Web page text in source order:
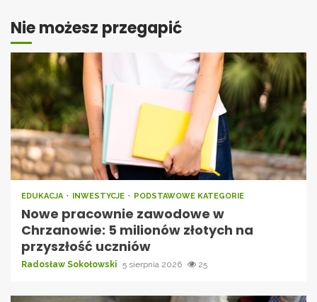
Nie możesz przegapić
EDUKACJA INWESTYCJE PODSTAWOWE KATEGORIE
Nowe pracownie zawodowe w
Chrzanowie: 5 milionów złotych na
przyszłość uczniów
Radosław Sokołowski 5 sierpnia 2026 25